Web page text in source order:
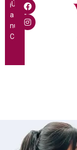
¡Únete
a
nuestra
Comunidad!